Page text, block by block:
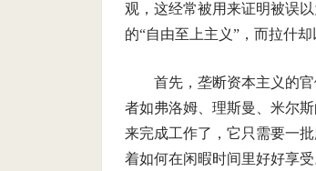
观，这经常被用来证明被误
的“自由至上主义”，而拉什
首先，垄断资本主义的
者如弗洛姆、理斯曼、米尔
来完成工作了，它只需要一
着如何在闲暇时间里好好享